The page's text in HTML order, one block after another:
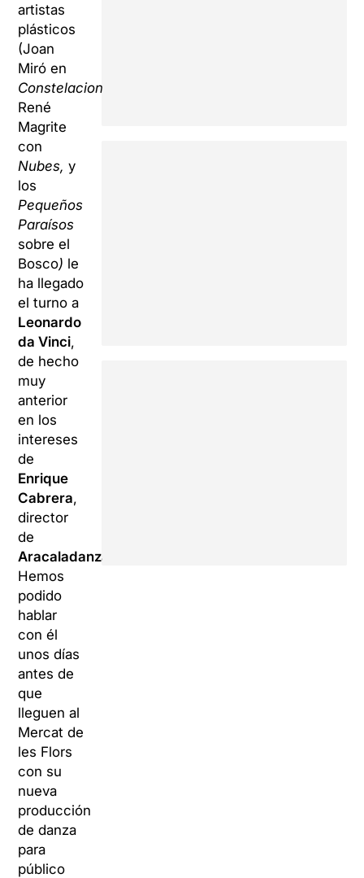
artistas
plásticos
(Joan
Miró en
Constelaciones,
René
Magrite
con
Nubes,y
los
Pequeños
Paraísos
sobre el
Bosco) le
ha llegado
el turno a
Leonardo
da Vinci,
de hecho
muy
anterior
en los
intereses
de
Enrique
Cabrera,
director
de
Aracaladanza
Hemos
podido
hablar
con él
unos días
antes de
que
lleguen al
Mercat de
les Flors
con su
nueva
producción
de danza
para
público